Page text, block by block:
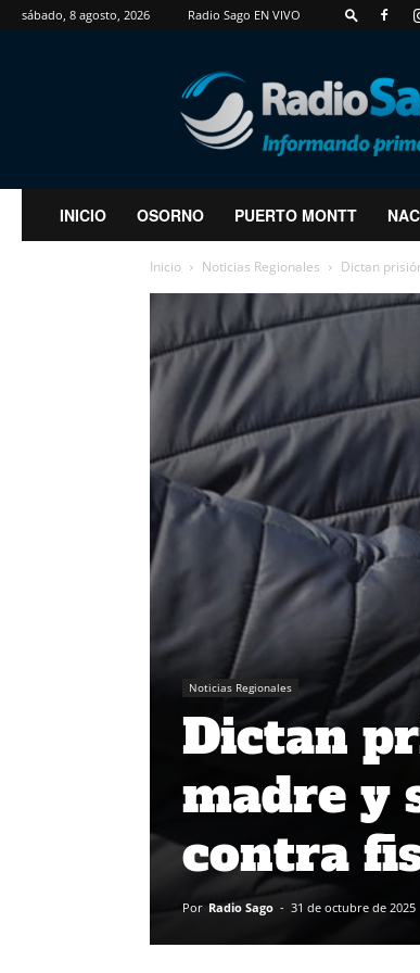
sábado, 8 agosto, 2026 Radio Sago EN VIVO
RadioSago
INICIO OSORNO PUERTO MONTT
Inicio Noticias Regionales Dictan
Noticias Regionales
Dictan
madre y
contra
Por Radio Sago - 31 de octubre de 2025